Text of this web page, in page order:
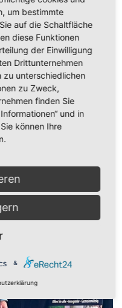
um bestimmte
auf die Schaltfläche
diese Funktionen
der Einwilligung
Drittunternehmen
zu unterschiedlichen
zu Zweck,
finden Sie
und in
können Ihre
&